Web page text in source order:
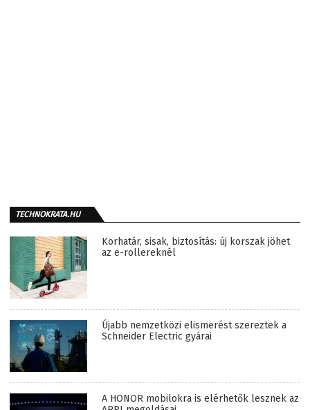
TECHNOKRATA.HU
Korhatár, sisak, biztosítás: új korszak jöhet
az e-rollereknél
Újabb nemzetközi elismerést szereztek a
Schneider Electric gyárai
A HONOR mobilokra is elérhetők lesznek az